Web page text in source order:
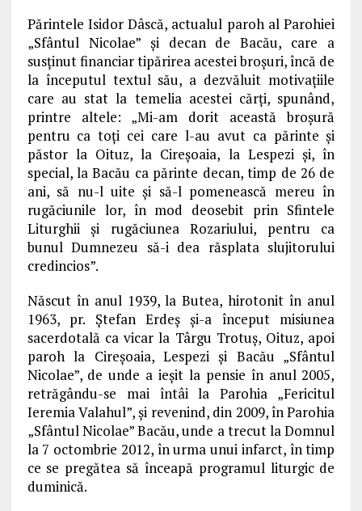
Părintele Isidor Dâscă, actualul paroh al Parohiei
„Sfântul Nicolae” şi decan de Bacău, care a
susţinut financiar tipărirea acestei broşuri, încă de
la începutul textul său, a dezvăluit motivaţiile
care au stat la temelia acestei cărţi, spunând,
printre altele: „Mi-am dorit această broşură
pentru ca toţi cei care l-au avut ca părinte şi
păstor la Oituz, la Cireşoaia, la Lespezi şi, în
special, la Bacău ca părinte decan, timp de 26 de
ani, să nu-l uite şi să-l pomenească mereu în
rugăciunile lor, în mod deosebit prin Sfintele
Liturghii şi rugăciunea Rozariului, pentru ca
bunul Dumnezeu să-i dea răsplata slujitorului
credincios”.
Născut în anul 1939, la Butea, hirotonit în anul
1963, pr. Ştefan Erdeş şi-a început misiunea
sacerdotală ca vicar la Târgu Trotuş, Oituz, apoi
paroh la Cireşoaia, Lespezi şi Bacău „Sfântul
Nicolae”, de unde a ieşit la pensie în anul 2005,
retrăgându-se mai întâi la Parohia „Fericitul
Ieremia Valahul”, şi revenind, din 2009, în Parohia
„Sfântul Nicolae” Bacău, unde a trecut la Domnul
la 7 octombrie 2012, în urma unui infarct, în timp
ce se pregătea să înceapă programul liturgic de
duminică.